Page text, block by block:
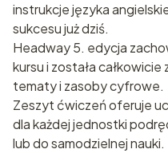
instrukcje języka
sukcesu już dziś.
Headway 5. edycja
kursu i została
tematy i zasoby cyfrowe.
Zeszyt ćwiczeń oferuje
dla każdej jednostki
lub do samodzielnej nauki.